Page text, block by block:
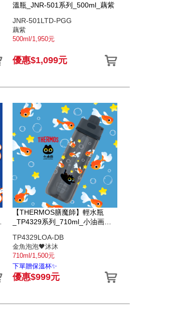
溫瓶_JNR-501系列_500ml_藕紫
JNR-501LTD-PGG
藕紫
500ml/1,950元
優惠$1,099元
【THERMOS膳魔師】輕水瓶
_TP4329系列_710ml_小油画金
TP4329LOA-DB
金魚泡泡🖤沐沐
710ml/1,500元
下單贈保溫杯✨
優惠$999元